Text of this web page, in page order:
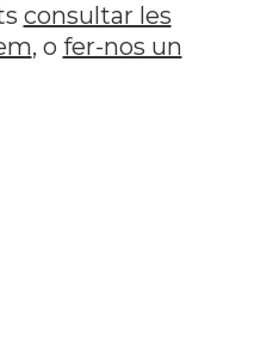
consultar les
, o fer-nos un